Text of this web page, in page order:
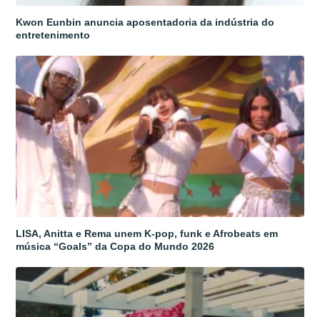
Kwon Eunbin anuncia aposentadoria da indústria do
entretenimento
LISA, Anitta e Rema unem K-pop, funk e Afrobeats em
música “Goals” da Copa do Mundo 2026